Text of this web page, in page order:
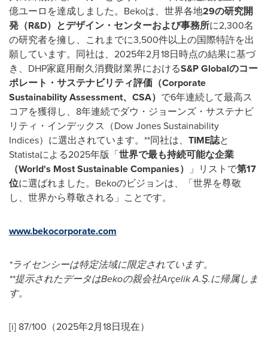
億ユーロを達成しました。Bekoは、世界各地29の研究開
発（R&D）とデザイン・センターおよび事務所に2,300名
の研究者を擁し、これまでに3,500件以上の国際特許を出
願しています。同社は、2025年2月18日時点の結果に基づ
き、DHP家庭用耐久消費財業界におけるS&P Globalのコー
ポレート・サステナビリティ評価（Corporate
Sustainability Assessment、 CSA） で6年連続して最高ス
コアを獲得し、8年連続でダウ・ジョーンズ・サステナビ
リティ・インデックス（Dow Jones Sustainability
Indices）に選出されています。**同社は、 TIME誌と
Statistaによる2025年版「世界で最も持続可能な企業
（World's Most Sustainable Companies） 」リストで第17
位に選ばれました。Bekoのビジョンは、「世界を尊敬
し、世界から尊敬される」ことです。
www.bekocorporate.com
*ライセンシーは特定法域に限定されています。
**提示されたデータはBekoの親会社Arçelik A.Ş.に帰属しま
す。
[i] 87/100（2025年2月18日現在）